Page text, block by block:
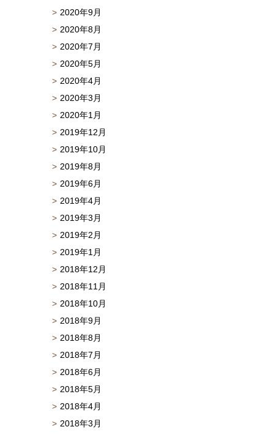
2020年9月
2020年8月
2020年7月
2020年5月
2020年4月
2020年3月
2020年1月
2019年12月
2019年10月
2019年8月
2019年6月
2019年4月
2019年3月
2019年2月
2019年1月
2018年12月
2018年11月
2018年10月
2018年9月
2018年8月
2018年7月
2018年6月
2018年5月
2018年4月
2018年3月